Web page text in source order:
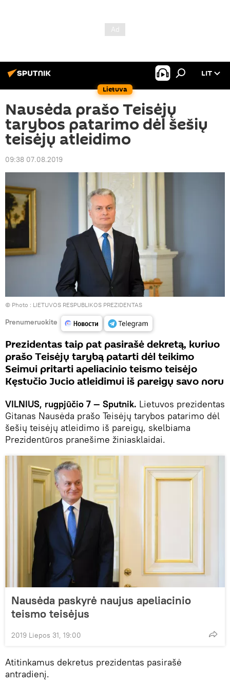
Lietuva
LIT
Nausėda prašo Teisėjų
tarybos patarimo dėl šešių
teisėjų atleidimo
09:38 07.08.2019
© Photo : LIETUVOS RESPUBLIKOS PREZIDENTAS
Prenumeruokite
Prezidentas taip pat pasirašė dekretą, kuriuo
prašo Teisėjų tarybą patarti dėl teikimo
Seimui pritarti apeliacinio teismo teisėjo
Kęstučio Jucio atleidimui iš pareigų savo noru
VILNIUS, rugpjūčio 7 — Sputnik. Lietuvos prezidentas
Gitanas Nausėda prašo Teisėjų tarybos patarimo dėl
šešių teisėjų atleidimo iš pareigų, skelbiama
Prezidentūros pranešime žiniasklaidai.
Nausėda paskyrė naujus apeliacinio
teismo teisėjus
2019 Liepos 31, 19:00
Atitinkamus dekretus prezidentas pasirašė
antradienį.